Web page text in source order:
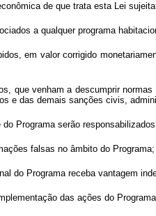
de que trata esta Lei
a qualquer programa
em valor corrigido
que venham a descumprir
e das demais sanções civis,
Programa serão
falsas no âmbito do Programa;
do Programa receba vantagem
das ações do